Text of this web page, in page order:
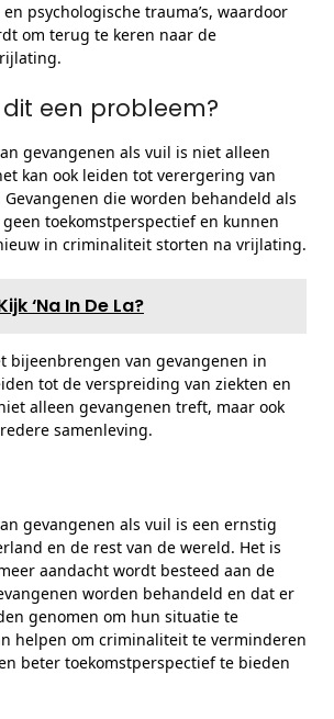
psychologische trauma’s, waardoor
om terug te keren naar de
een probleem?
gevangenen als vuil is niet alleen
kan ook leiden tot verergering van
die worden behandeld als
toekomstperspectief en kunnen
in criminaliteit storten na vrijlating.
‘Na In De La?
bijeenbrengen van gevangenen in
tot de verspreiding van ziekten en
alleen gevangenen treft, maar ook
samenleving.
gevangenen als vuil is een ernstig
en de rest van de wereld. Het is
aandacht wordt besteed aan de
worden behandeld en dat er
genomen om hun situatie te
helpen om criminaliteit te verminderen
beter toekomstperspectief te bieden